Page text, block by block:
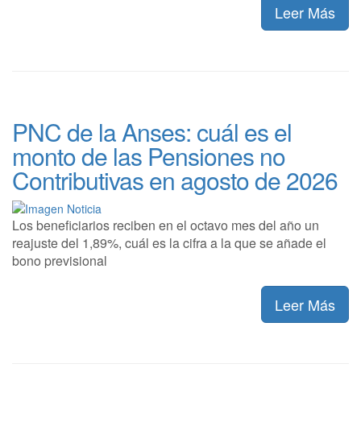
Leer Más
PNC de la Anses: cuál es el
monto de las Pensiones no
Contributivas en agosto de 2026
Los beneficiarios reciben en el octavo mes del año un
reajuste del 1,89%, cuál es la cifra a la que se añade el
bono previsional
Leer Más